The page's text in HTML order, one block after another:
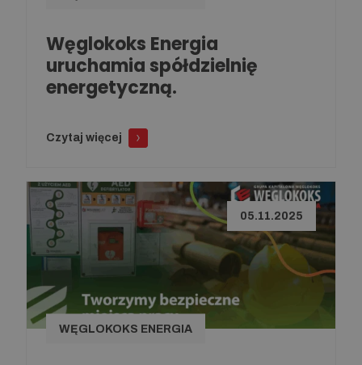
Węglokoks Energia
uruchamia spółdzielnię
energetyczną.
Czytaj więcej
05.11.2025
WĘGLOKOKS ENERGIA